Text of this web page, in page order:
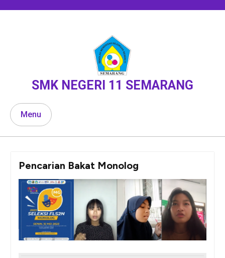
SMK NEGERI 11 SEMARANG
Menu
Pencarian Bakat Monolog